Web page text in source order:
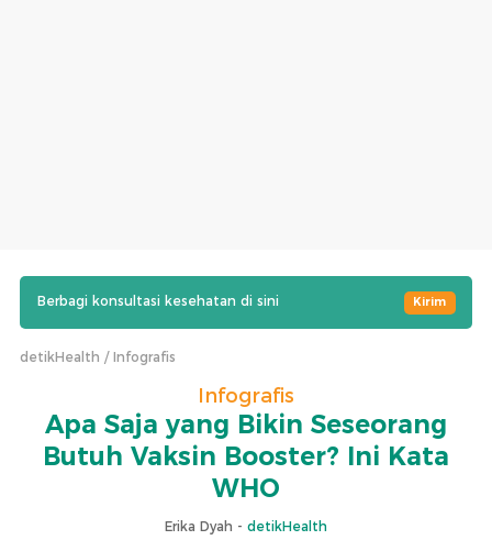
Berbagi konsultasi kesehatan di sini Kirim
detikHealth Infografis
Infografis
Apa Saja yang Bikin Seseorang
Butuh Vaksin Booster? Ini Kata
WHO
Erika Dyah - detikHealth